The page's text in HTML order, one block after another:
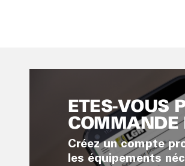
ÊTES-VOUS
COMMANDE
Créez un compte
les équipements